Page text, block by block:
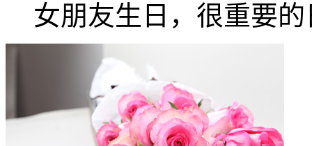
女朋友生日，很重要的